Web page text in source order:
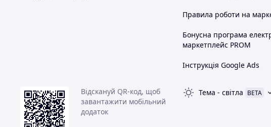
Правила роботи на
Бонусна програма
маркетплейс PROM
Інструкція Google Ads
Відскануй QR-код, щоб
завантажити мобільний
додаток
Тема - світла BETA